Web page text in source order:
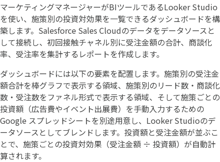
マーケティングマネージャーがBIツールであるLooker Studio
を使い、施策別の投資対効果を一覧できるダッシュボードを構
築します。Salesforce Sales Cloudのデータをデータソースと
して接続し、初回接触チャネル別に受注金額の合計、商談化
率、受注率を集計するレポートを作成します。
ダッシュボードには以下の要素を配置します。施策別の受注金
額合計を棒グラフで表示する領域、施策別のリード数・商談化
数・受注数をファネル形式で表示する領域、そして施策ごとの
投資額（広告費やイベント出展費）を手動入力するための
Google スプレッドシートを別途用意し、Looker Studioのデ
ータソースとしてブレンドします。投資額と受注金額が並ぶこ
とで、施策ごとの投資対効果（受注金額 ÷ 投資額）が自動計
算されます。